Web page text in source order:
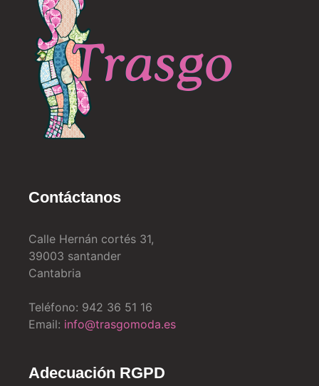
Contáctanos
Calle Hernán cortés 31,
39003 santander
Cantabria
Teléfono: 942 36 51 16
Email: info@trasgomoda.es
Adecuación RGPD